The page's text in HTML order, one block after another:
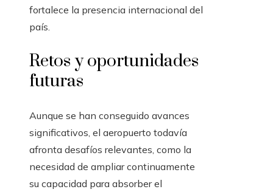
fortalece la presencia internacional del
país.
Retos y oportunidades
futuras
Aunque se han conseguido avances
significativos, el aeropuerto todavía
afronta desafíos relevantes, como la
necesidad de ampliar continuamente
su capacidad para absorber el